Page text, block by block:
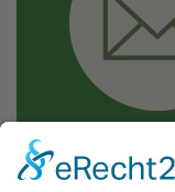
Mail: